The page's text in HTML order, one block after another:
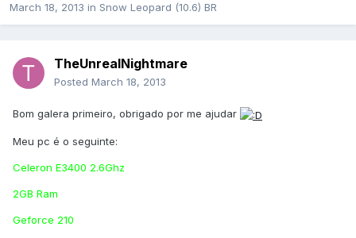
March 18, 2013 in Snow Leopard (10.6) BR
TheUnrealNightmare
Posted March 18, 2013
Bom galera primeiro, obrigado por me ajudar
Meu pc é o seguinte:
Celeron E3400 2.6Ghz
2GB Ram
Geforce 210